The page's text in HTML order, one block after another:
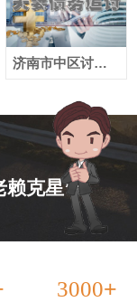
济南市中区讨账公司
赖克星”
3000+